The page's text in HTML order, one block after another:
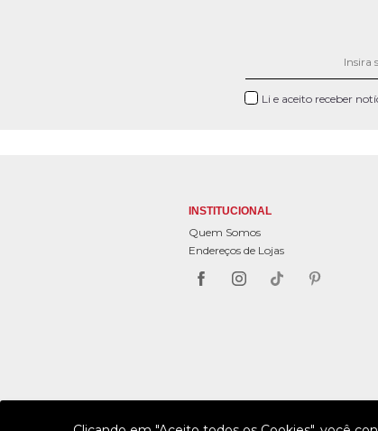
Li e aceito receber
INSTITUCIONAL
Quem Somos
Endereços de Lojas